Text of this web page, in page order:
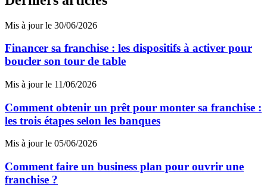
Mis à jour le 30/06/2026
Financer sa franchise : les dispositifs à activer pour
boucler son tour de table
Mis à jour le 11/06/2026
Comment obtenir un prêt pour monter sa franchise :
les trois étapes selon les banques
Mis à jour le 05/06/2026
Comment faire un business plan pour ouvrir une
franchise ?